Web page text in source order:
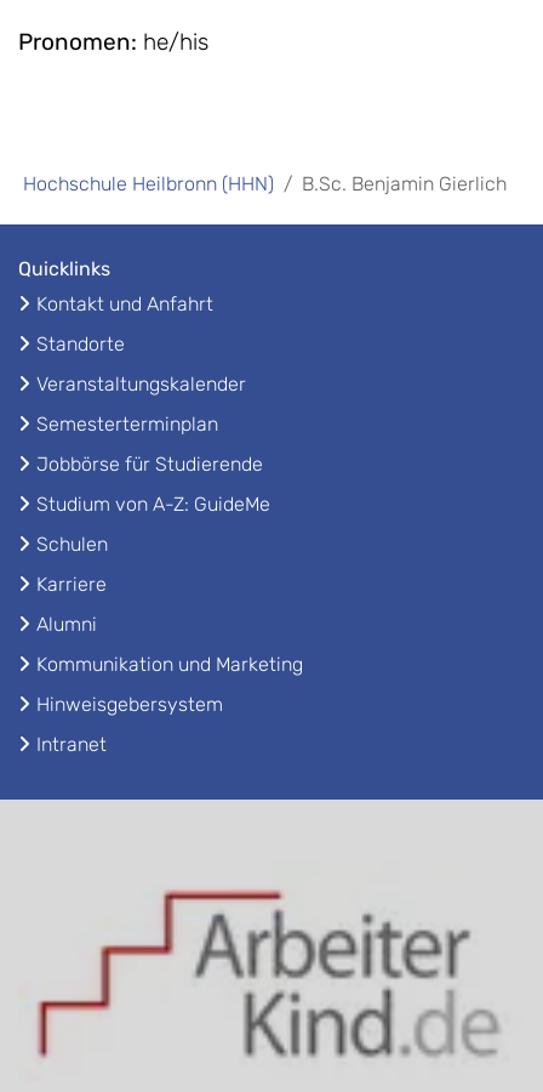
Pronomen: he/his
Hochschule Heilbronn (HHN) B.Sc. Benjamin Gierlich
Quicklinks
Kontakt und Anfahrt
Standorte
Veranstaltungskalender
Semesterterminplan
Jobbörse für Studierende
Studium von A-Z: GuideMe
Schulen
Karriere
Alumni
Kommunikation und Marketing
Hinweisgebersystem
Intranet